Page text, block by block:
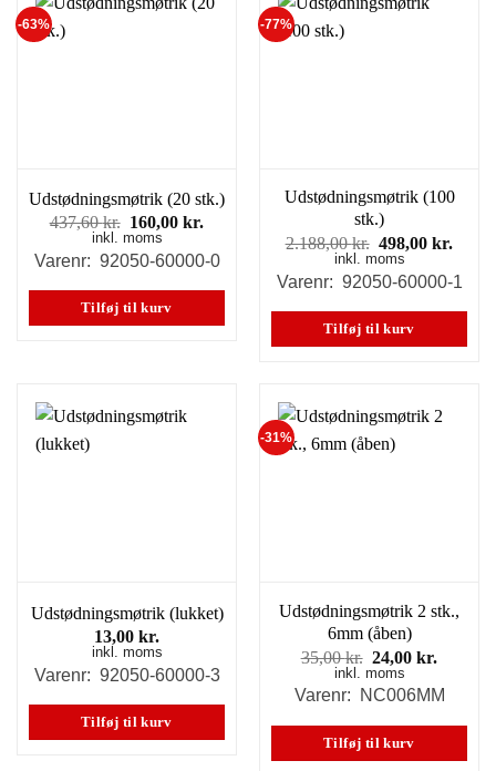
-63%
Udstødningsmøtrik (20 stk.)
437,60kr. Den
oprindelige
pris
437,60 kr..
160,00kr.Den
pris
160,00 kr..
inkl. moms
Varenr: 92050-60000-0
Tilføj til kurv
-77%
Udstødningsmøtrik (100
stk.)
2.188,00kr. Den
oprindelige
pris
2.188,00 kr..
498,00kr.
pris
inkl. moms
Varenr: 92050-60000-1
Tilføj til kurv
Udstødningsmøtrik (lukket)
13,00 kr.
inkl. moms
Varenr: 92050-60000-3
Tilføj til kurv
-31%
Udstødningsmøtrik 2 stk.,
6mm (åben)
35,00kr. Den
oprindelige
pris
35,00 kr..
24,00kr.
pris
24,00
inkl. moms
Varenr: NC006MM
Tilføj til kurv